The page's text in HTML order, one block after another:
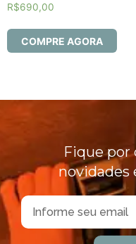
R$690,00
COMPRE AGORA
Fique por
novidades